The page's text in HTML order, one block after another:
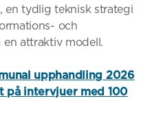
en tydlig teknisk strategi
och
en attraktiv modell.
upphandling 2026
på intervjuer med 100